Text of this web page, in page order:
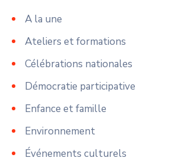
A la une
Ateliers et formations
Célébrations nationales
Démocratie participative
Enfance et famille
Environnement
Événements culturels